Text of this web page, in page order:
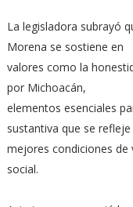
La legisladora subrayó
Morena se sostiene en
valores como la
por Michoacán,
elementos esenciales
sustantiva que se refleje
mejores condiciones de
social.